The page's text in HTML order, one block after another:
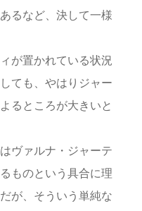
るなど、決して一様
が置かれている状況
ても、やはりジャー
るところが大きいと
ヴァルナ・ジャーテ
ものという具合に理
が、そういう単純な